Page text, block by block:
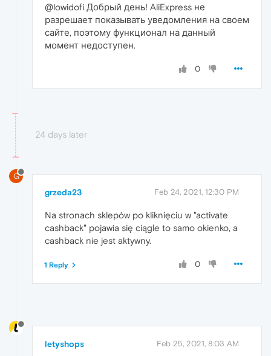
@lowidofi Добрый день! AliExpress не
разрешает показывать уведомления на своем
сайте, поэтому функционал на данный
момент недоступен.
0
24 days later
G
grzeda23 Feb 24, 2021, 12:30 PM
Na stronach sklepów po kliknięciu w "activate
cashback" pojawia się ciągle to samo okienko, a
cashback nie jest aktywny.
0
1 Reply
letyshops Feb 25, 2021, 8:03 AM